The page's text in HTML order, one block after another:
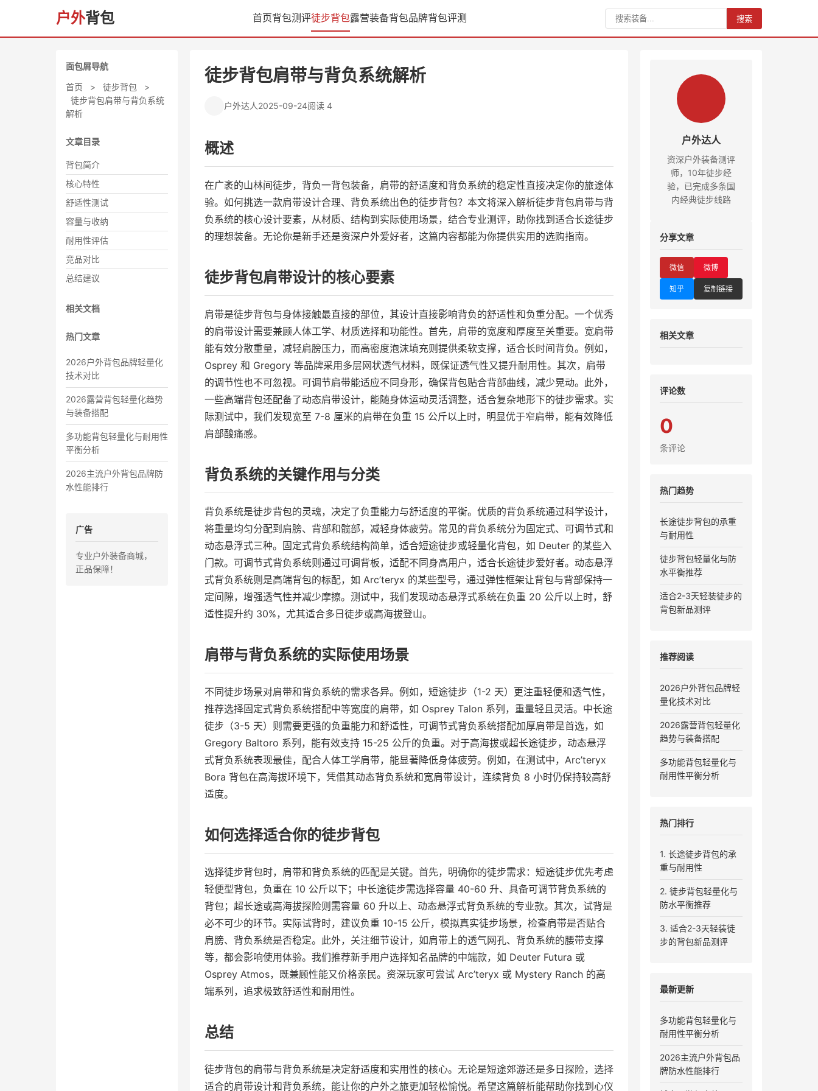
户外背包 首页背包测评徒步背包露营装备背包品牌背包评测 搜索
面包屑导航
首页
> 徒步背包
>
徒步背包肩带与背负系统
解析
文章目录
背包简介
核心特性
舒适性测试
容量与收纳
耐用性评估
竞品对比
总结建议
相关文档
热门文章
2026户外背包品牌轻量化
技术对比
2026露营背包轻量化趋势
与装备搭配
多功能背包轻量化与耐用性
平衡分析
2026主流户外背包品牌防
水性能排行
广告
专业户外装备商城，
正品保障！
徒步背包肩带与背负系统解析
户外达人2025-09-24阅读 4
概述
在广袤的山林间徒步，背负一背包装备，肩带的舒适度和背负系统的稳定性直接决定你的旅途体
验。如何挑选一款肩带设计合理、背负系统出色的徒步背包？本文将深入解析徒步背包肩带与背
负系统的核心设计要素，从材质、结构到实际使用场景，结合专业测评，助你找到适合长途徒步
的理想装备。无论你是新手还是资深户外爱好者，这篇内容都能为你提供实用的选购指南。
徒步背包肩带设计的核心要素
肩带是徒步背包与身体接触最直接的部位，其设计直接影响背负的舒适性和负重分配。一个优秀
的肩带设计需要兼顾人体工学、材质选择和功能性。首先，肩带的宽度和厚度至关重要。宽肩带
能有效分散重量，减轻肩膀压力，而高密度泡沫填充则提供柔软支撑，适合长时间背负。例如，
Osprey 和 Gregory 等品牌采用多层网状透气材料，既保证透气性又提升耐用性。其次，肩带
的调节性也不可忽视。可调节肩带能适应不同身形，确保背包贴合背部曲线，减少晃动。此外，
一些高端背包还配备了动态肩带设计，能随身体运动灵活调整，适合复杂地形下的徒步需求。实
际测试中，我们发现宽至 7-8 厘米的肩带在负重 15 公斤以上时，明显优于窄肩带，能有效降低
肩部酸痛感。
背负系统的关键作用与分类
背负系统是徒步背包的灵魂，决定了负重能力与舒适度的平衡。优质的背负系统通过科学设计，
将重量均匀分配到肩膀、背部和髋部，减轻身体疲劳。常见的背负系统分为固定式、可调节式和
动态悬浮式三种。固定式背负系统结构简单，适合短途徒步或轻量化背包，如 Deuter 的某些入
门款。可调节式背负系统则通过可调背板，适配不同身高用户，适合长途徒步爱好者。动态悬浮
式背负系统则是高端背包的标配，如 Arc’teryx 的某些型号，通过弹性框架让背包与背部保持一
定间隙，增强透气性并减少摩擦。测试中，我们发现动态悬浮式系统在负重 20 公斤以上时，舒
适性提升约 30%，尤其适合多日徒步或高海拔登山。
肩带与背负系统的实际使用场景
不同徒步场景对肩带和背负系统的需求各异。例如，短途徒步（1-2 天）更注重轻便和透气性，
推荐选择固定式背负系统搭配中等宽度的肩带，如 Osprey Talon 系列，重量轻且灵活。中长途
徒步（3-5 天）则需要更强的负重能力和舒适性，可调节式背负系统搭配加厚肩带是首选，如
Gregory Baltoro 系列，能有效支持 15-25 公斤的负重。对于高海拔或超长途徒步，动态悬浮
式背负系统表现最佳，配合人体工学肩带，能显著降低身体疲劳。例如，在测试中，Arc’teryx
Bora 背包在高海拔环境下，凭借其动态背负系统和宽肩带设计，连续背负 8 小时仍保持较高舒
适度。
如何选择适合你的徒步背包
选择徒步背包时，肩带和背负系统的匹配是关键。首先，明确你的徒步需求：短途徒步优先考虑
轻便型背包，负重在 10 公斤以下；中长途徒步需选择容量 40-60 升、具备可调节背负系统的
背包；超长途或高海拔探险则需容量 60 升以上、动态悬浮式背负系统的专业款。其次，试背是
必不可少的环节。实际试背时，建议负重 10-15 公斤，模拟真实徒步场景，检查肩带是否贴合
肩膀、背负系统是否稳定。此外，关注细节设计，如肩带上的透气网孔、背负系统的腰带支撑
等，都会影响使用体验。我们推荐新手用户选择知名品牌的中端款，如 Deuter Futura 或
Osprey Atmos，既兼顾性能又价格亲民。资深玩家可尝试 Arc’teryx 或 Mystery Ranch 的高
端系列，追求极致舒适性和耐用性。
总结
徒步背包的肩带与背负系统是决定舒适度和实用性的核心。无论是短途郊游还是多日探险，选择
适合的肩带设计和背负系统，能让你的户外之旅更加轻松愉悦。希望这篇解析能帮助你找到心仪
户外达人
资深户外装备测评
师，10年徒步经
验，已完成多条国
内经典徒步线路
分享文章
微信 微博
知乎 复制链接
相关文章
评论数
0
条评论
热门趋势
长途徒步背包的承重
与耐用性
徒步背包轻量化与防
水平衡推荐
适合2-3天轻装徒步的
背包新品测评
推荐阅读
2026户外背包品牌轻
量化技术对比
2026露营背包轻量化
趋势与装备搭配
多功能背包轻量化与
耐用性平衡分析
热门排行
1. 长途徒步背包的承
重与耐用性
2. 徒步背包轻量化与
防水平衡推荐
3. 适合2-3天轻装徒
步的背包新品测评
最新更新
多功能背包轻量化与
耐用性平衡分析
2026主流户外背包品
牌防水性能排行